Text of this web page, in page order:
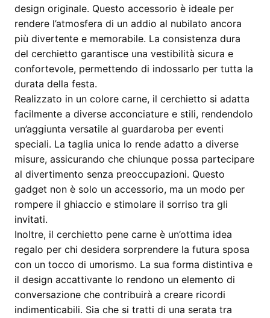
design originale. Questo accessorio è ideale per
rendere l’atmosfera di un addio al nubilato ancora
più divertente e memorabile. La consistenza dura
del cerchietto garantisce una vestibilità sicura e
confortevole, permettendo di indossarlo per tutta la
durata della festa.
Realizzato in un colore carne, il cerchietto si adatta
facilmente a diverse acconciature e stili, rendendolo
un’aggiunta versatile al guardaroba per eventi
speciali. La taglia unica lo rende adatto a diverse
misure, assicurando che chiunque possa partecipare
al divertimento senza preoccupazioni. Questo
gadget non è solo un accessorio, ma un modo per
rompere il ghiaccio e stimolare il sorriso tra gli
invitati.
Inoltre, il cerchietto pene carne è un’ottima idea
regalo per chi desidera sorprendere la futura sposa
con un tocco di umorismo. La sua forma distintiva e
il design accattivante lo rendono un elemento di
conversazione che contribuirà a creare ricordi
indimenticabili. Sia che si tratti di una serata tra